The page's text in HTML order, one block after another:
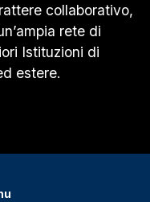
collaborativo,
rete di
Istituzioni di
estere.